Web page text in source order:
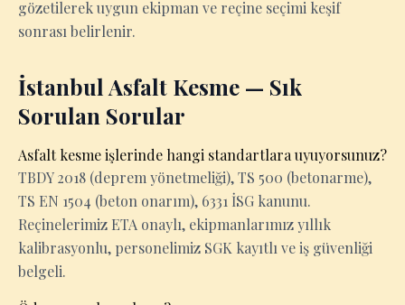
gözetilerek uygun ekipman ve reçine seçimi keşif
sonrası belirlenir.
İstanbul Asfalt Kesme — Sık
Sorulan Sorular
Asfalt kesme işlerinde hangi standartlara uyuyorsunuz?
TBDY 2018 (deprem yönetmeliği), TS 500 (betonarme),
TS EN 1504 (beton onarım), 6331 İSG kanunu.
Reçinelerimiz ETA onaylı, ekipmanlarımız yıllık
kalibrasyonlu, personelimiz SGK kayıtlı ve iş güvenliği
belgeli.